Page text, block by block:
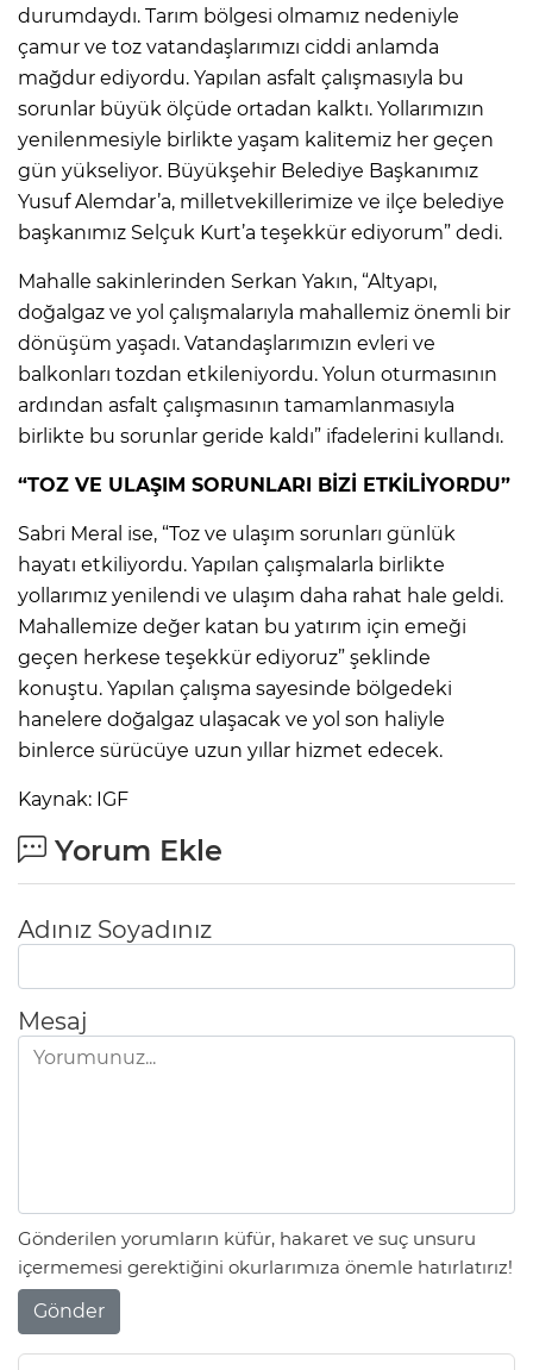
durumdaydı. Tarım bölgesi olmamız nedeniyle
çamur ve toz vatandaşlarımızı ciddi anlamda
mağdur ediyordu. Yapılan asfalt çalışmasıyla bu
sorunlar büyük ölçüde ortadan kalktı. Yollarımızın
yenilenmesiyle birlikte yaşam kalitemiz her geçen
gün yükseliyor. Büyükşehir Belediye Başkanımız
Yusuf Alemdar’a, milletvekillerimize ve ilçe belediye
başkanımız Selçuk Kurt’a teşekkür ediyorum” dedi.
Mahalle sakinlerinden Serkan Yakın, “Altyapı,
doğalgaz ve yol çalışmalarıyla mahallemiz önemli bir
dönüşüm yaşadı. Vatandaşlarımızın evleri ve
balkonları tozdan etkileniyordu. Yolun oturmasının
ardından asfalt çalışmasının tamamlanmasıyla
birlikte bu sorunlar geride kaldı” ifadelerini kullandı.
“TOZ VE ULAŞIM SORUNLARI BİZİ ETKİLİYORDU”
Sabri Meral ise, “Toz ve ulaşım sorunları günlük
hayatı etkiliyordu. Yapılan çalışmalarla birlikte
yollarımız yenilendi ve ulaşım daha rahat hale geldi.
Mahallemize değer katan bu yatırım için emeği
geçen herkese teşekkür ediyoruz” şeklinde
konuştu. Yapılan çalışma sayesinde bölgedeki
hanelere doğalgaz ulaşacak ve yol son haliyle
binlerce sürücüye uzun yıllar hizmet edecek.
Kaynak: IGF
Yorum Ekle
Adınız Soyadınız
Mesaj
Gönderilen yorumların küfür, hakaret ve suç unsuru
içermemesi gerektiğini okurlarımıza önemle hatırlatırız!
Gönder